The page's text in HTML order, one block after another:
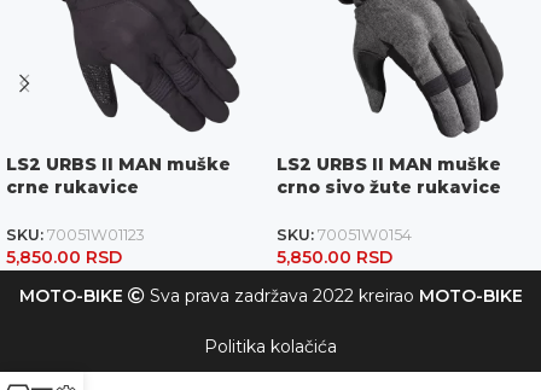
LS2 URBS II MAN muške
crne rukavice
SKU: 70051W01123
5,850.00 RSD
LS2 URBS II MAN muške
crno sivo žute rukavice
SKU: 70051W0154
5,850.00 RSD
MOTO-BIKE
Sva prava zadržava 2022 kreirao MOTO-BIKE
Politika kolačića